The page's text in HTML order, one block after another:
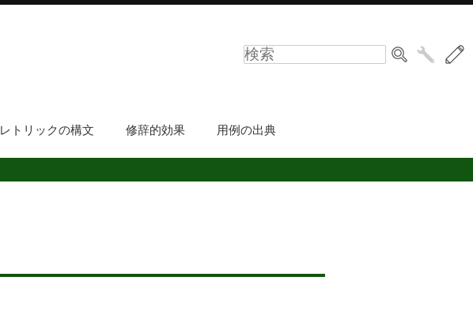
レトリックの構文 修辞的効果 用例の出典